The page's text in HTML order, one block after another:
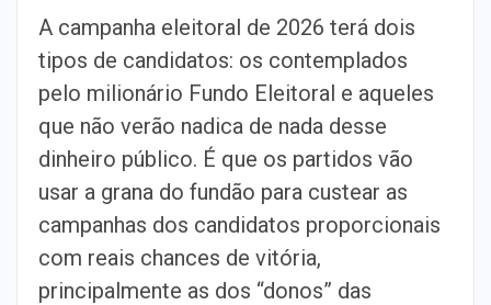
A campanha eleitoral de 2026 terá dois
tipos de candidatos: os contemplados
pelo milionário Fundo Eleitoral e aqueles
que não verão nadica de nada desse
dinheiro público. É que os partidos vão
usar a grana do fundão para custear as
campanhas dos candidatos proporcionais
com reais chances de vitória,
principalmente as dos “donos” das